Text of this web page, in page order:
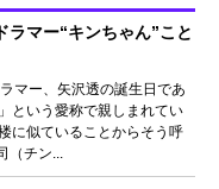
ラマー“キンちゃん”こと
マー、矢沢透の誕生日であ
という愛称で親しまれてい
に似ていることからそう呼
（チン...